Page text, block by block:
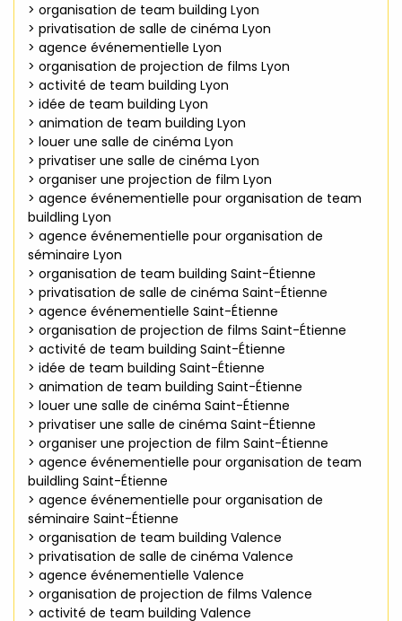
> organisation de team building Lyon
> privatisation de salle de cinéma Lyon
> agence événementielle Lyon
> organisation de projection de films Lyon
> activité de team building Lyon
> idée de team building Lyon
> animation de team building Lyon
> louer une salle de cinéma Lyon
> privatiser une salle de cinéma Lyon
> organiser une projection de film Lyon
> agence événementielle pour organisation de team
buildling Lyon
> agence événementielle pour organisation de
séminaire Lyon
> organisation de team building Saint-Étienne
> privatisation de salle de cinéma Saint-Étienne
> agence événementielle Saint-Étienne
> organisation de projection de films Saint-Étienne
> activité de team building Saint-Étienne
> idée de team building Saint-Étienne
> animation de team building Saint-Étienne
> louer une salle de cinéma Saint-Étienne
> privatiser une salle de cinéma Saint-Étienne
> organiser une projection de film Saint-Étienne
> agence événementielle pour organisation de team
buildling Saint-Étienne
> agence événementielle pour organisation de
séminaire Saint-Étienne
> organisation de team building Valence
> privatisation de salle de cinéma Valence
> agence événementielle Valence
> organisation de projection de films Valence
> activité de team building Valence